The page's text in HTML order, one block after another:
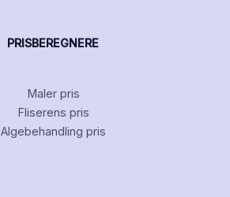
PRISBEREGNERE
Maler pris
Fliserens pris
Algebehandling pris